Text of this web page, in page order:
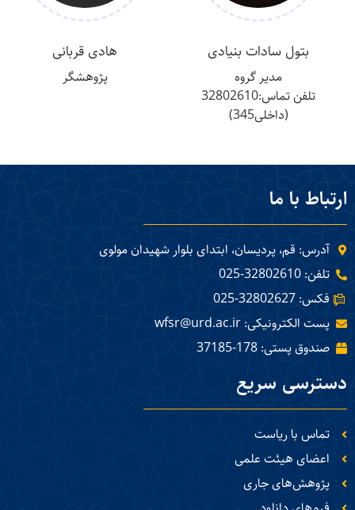
بتول سادات بنیادی
مدیر گروه
تلفن تماس:32802610
(داخلی345)
هادی قربانی
پژوهشگر
ارتباط با ما
آدرس: قم، پردیسان، ابتدای بلوار شهیدان مولوی
تلفن: 32802610-025
فکس: 32802627-025
پست الکترونیکی: wfsr@urd.ac.ir
صندوق پستی: 178-37185
دسترسی سریع
تماس با ریاست
اعضای هیئت علمی
پژوهش‌های جاری